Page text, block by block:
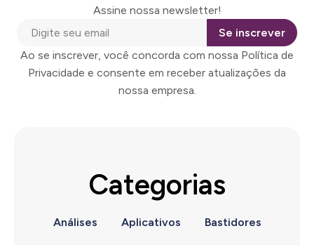
Assine nossa newsletter!
Se inscrever
Ao se inscrever, você concorda com nossa Política de
Privacidade e consente em receber atualizações da
nossa empresa.
Categorias
Análises Aplicativos Bastidores